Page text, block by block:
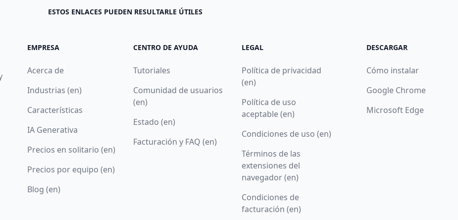
ESTOS ENLACES PUEDEN RESULTARLE ÚTILES
EMPRESA
Acerca de
Industrias (en)
Características
IA Generativa
Precios en solitario (en)
Precios por equipo (en)
Blog (en)
CENTRO DE AYUDA
Tutoriales
Comunidad de usuarios
(en)
Estado (en)
Facturación y FAQ (en)
LEGAL
Política de privacidad
(en)
Política de uso
aceptable (en)
Condiciones de uso (en)
Términos de las
extensiones del
navegador (en)
Condiciones de
facturación (en)
DESCARGAR
Cómo instalar
Google Chrome
Microsoft Edge